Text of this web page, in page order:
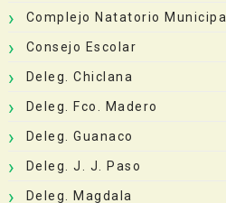
Complejo Natatorio Municipal
Consejo Escolar
Deleg. Chiclana
Deleg. Fco. Madero
Deleg. Guanaco
Deleg. J. J. Paso
Deleg. Magdala